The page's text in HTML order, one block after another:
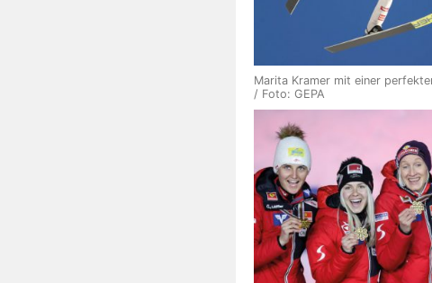
Marita Kramer mit einer
/ Foto: GEPA